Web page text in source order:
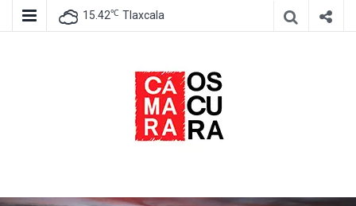
15.42℃ Tlaxcala
Cámara